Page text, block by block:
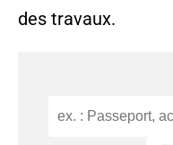
des travaux.